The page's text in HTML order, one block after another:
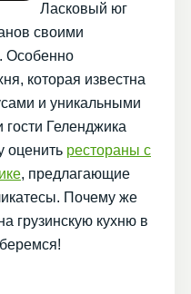
Ласковый юг
своими
Особенно
которая известна
и уникальными
Геленджика
оценить рестораны с
, предлагающие
Почему же
грузинскую кухню в